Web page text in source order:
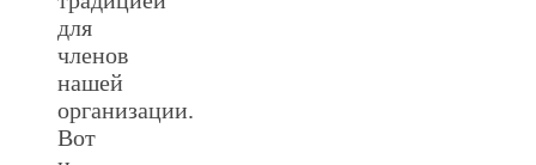
для
членов
нашей
организации.
Вот